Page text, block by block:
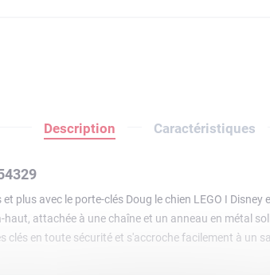
Description Caractéristiques
plus avec le porte-clés Doug le chien LEGO ǀ
attachée à une chaîne et un anneau en métal
clés en toute sécurité et s'accroche facilement à un